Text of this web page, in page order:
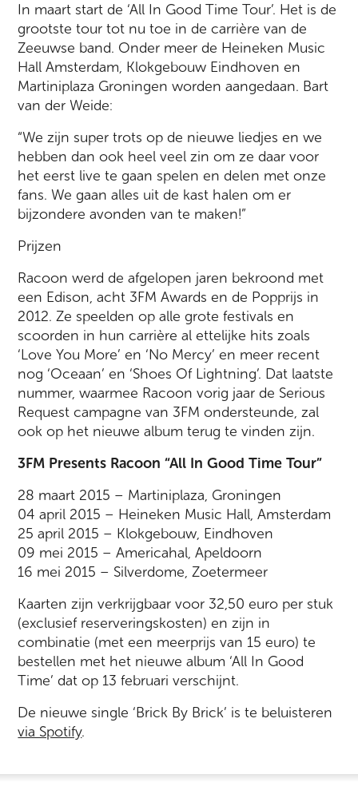
In maart start de ‘All In Good Time Tour’. Het is de
grootste tour tot nu toe in de carrière van de
Zeeuwse band. Onder meer de Heineken Music
Hall Amsterdam, Klokgebouw Eindhoven en
Martiniplaza Groningen worden aangedaan. Bart
van der Weide:
“We zijn super trots op de nieuwe liedjes en we
hebben dan ook heel veel zin om ze daar voor
het eerst live te gaan spelen en delen met onze
fans. We gaan alles uit de kast halen om er
bijzondere avonden van te maken!”
Prijzen
Racoon werd de afgelopen jaren bekroond met
een Edison, acht 3FM Awards en de Popprijs in
2012. Ze speelden op alle grote festivals en
scoorden in hun carrière al ettelijke hits zoals
‘Love You More’ en ‘No Mercy’ en meer recent
nog ‘Oceaan’ en ‘Shoes Of Lightning’. Dat laatste
nummer, waarmee Racoon vorig jaar de Serious
Request campagne van 3FM ondersteunde, zal
ook op het nieuwe album terug te vinden zijn.
3FM Presents Racoon “All In Good Time Tour”
28 maart 2015 – Martiniplaza, Groningen
04 april 2015 – Heineken Music Hall, Amsterdam
25 april 2015 – Klokgebouw, Eindhoven
09 mei 2015 – Americahal, Apeldoorn
16 mei 2015 – Silverdome, Zoetermeer
Kaarten zijn verkrijgbaar voor 32,50 euro per stuk
(exclusief reserveringskosten) en zijn in
combinatie (met een meerprijs van 15 euro) te
bestellen met het nieuwe album ‘All In Good
Time’ dat op 13 februari verschijnt.
De nieuwe single ‘Brick By Brick’ is te beluisteren
via Spotify.